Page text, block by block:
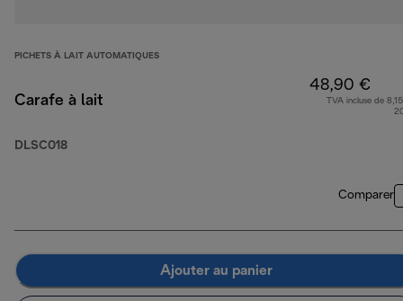
PICHETS À LAIT AUTOMATIQUES
Carafe à lait
DLSC018
48,90 €
TVA incluse de
Comparer
Ajouter au panier